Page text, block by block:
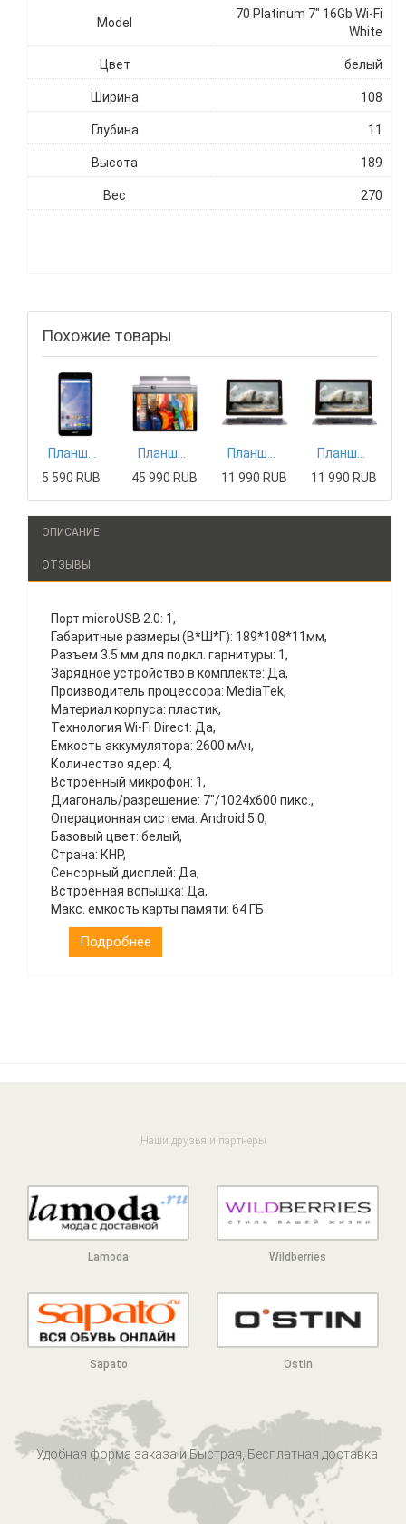
Model
70 Platinum 7" 16Gb Wi-Fi
White
Цвет белый
Ширина 108
Глубина 11
Высота 189
Вес 270
Похожие товары
5 590 RUB
45 990 RUB
11 990 RUB
11 990 RUB
ОПИСАНИЕ
ОТЗЫВЫ
Порт microUSB 2.0: 1,
Габаритные размеры (В*Ш*Г): 189*108*11мм,
Разъем 3.5 мм для подкл. гарнитуры: 1,
Зарядное устройство в комплекте: Да,
Производитель процессора: MediaTek,
Материал корпуса: пластик,
Технология Wi-Fi Direct: Да,
Емкость аккумулятора: 2600 мАч,
Количество ядер: 4,
Встроенный микрофон: 1,
Диагональ/разрешение: 7″/1024х600 пикс.,
Операционная система: Android 5.0,
Базовый цвет: белый,
Страна: КНР,
Сенсорный дисплей: Да,
Встроенная вспышка: Да,
Макс. емкость карты памяти: 64 ГБ
Подробнее
Наши друзья и партнеры
Lamoda Wildberries
Sapato Ostin
Удобная форма заказа и Быстрая, Бесплатная доставка